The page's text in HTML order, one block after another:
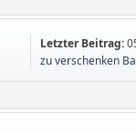
Letzter Beitrag:
zu verschenken